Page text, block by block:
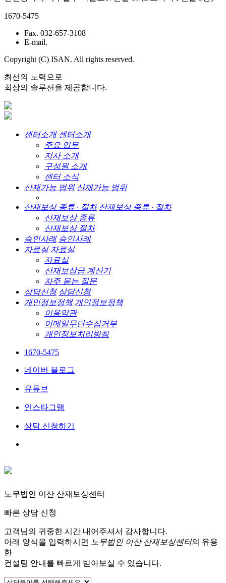
1670-5475
Fax. 032-657-3108
E-mail.
Copyright (C) ISAN. All rights reserved.
최선의 노력으로
최상의 솔루션을 제공합니다.
센터소개 센터소개
주요 업무
지사 소개
구성원 소개
센터 소식
산재가능 범위 산재가능 범위
산재보상 종류 · 절차 산재보상 종류 · 절차
산재보상 종류
산재보상 절차
승인사례 승인사례
자료실 자료실
자료실
산재보상금 계산기
자주 묻는 질문
상담신청 상담신청
개인정보정책 개인정보정책
이용약관
이메일무단수집거부
개인정보처리방침
1670-5475
네이버 블로그
유튜브
인스타그램
상담 신청하기
노무법인 이산 산재보상센터
빠른 상담 신청
고객님의 귀중한 시간 내어주셔서 감사합니다.
아래 양식을 입력하시면
노무법인 이산 산재보상센터의 유용
한
컨설팅 안내를 빠르게 받아보실 수 있습니다.